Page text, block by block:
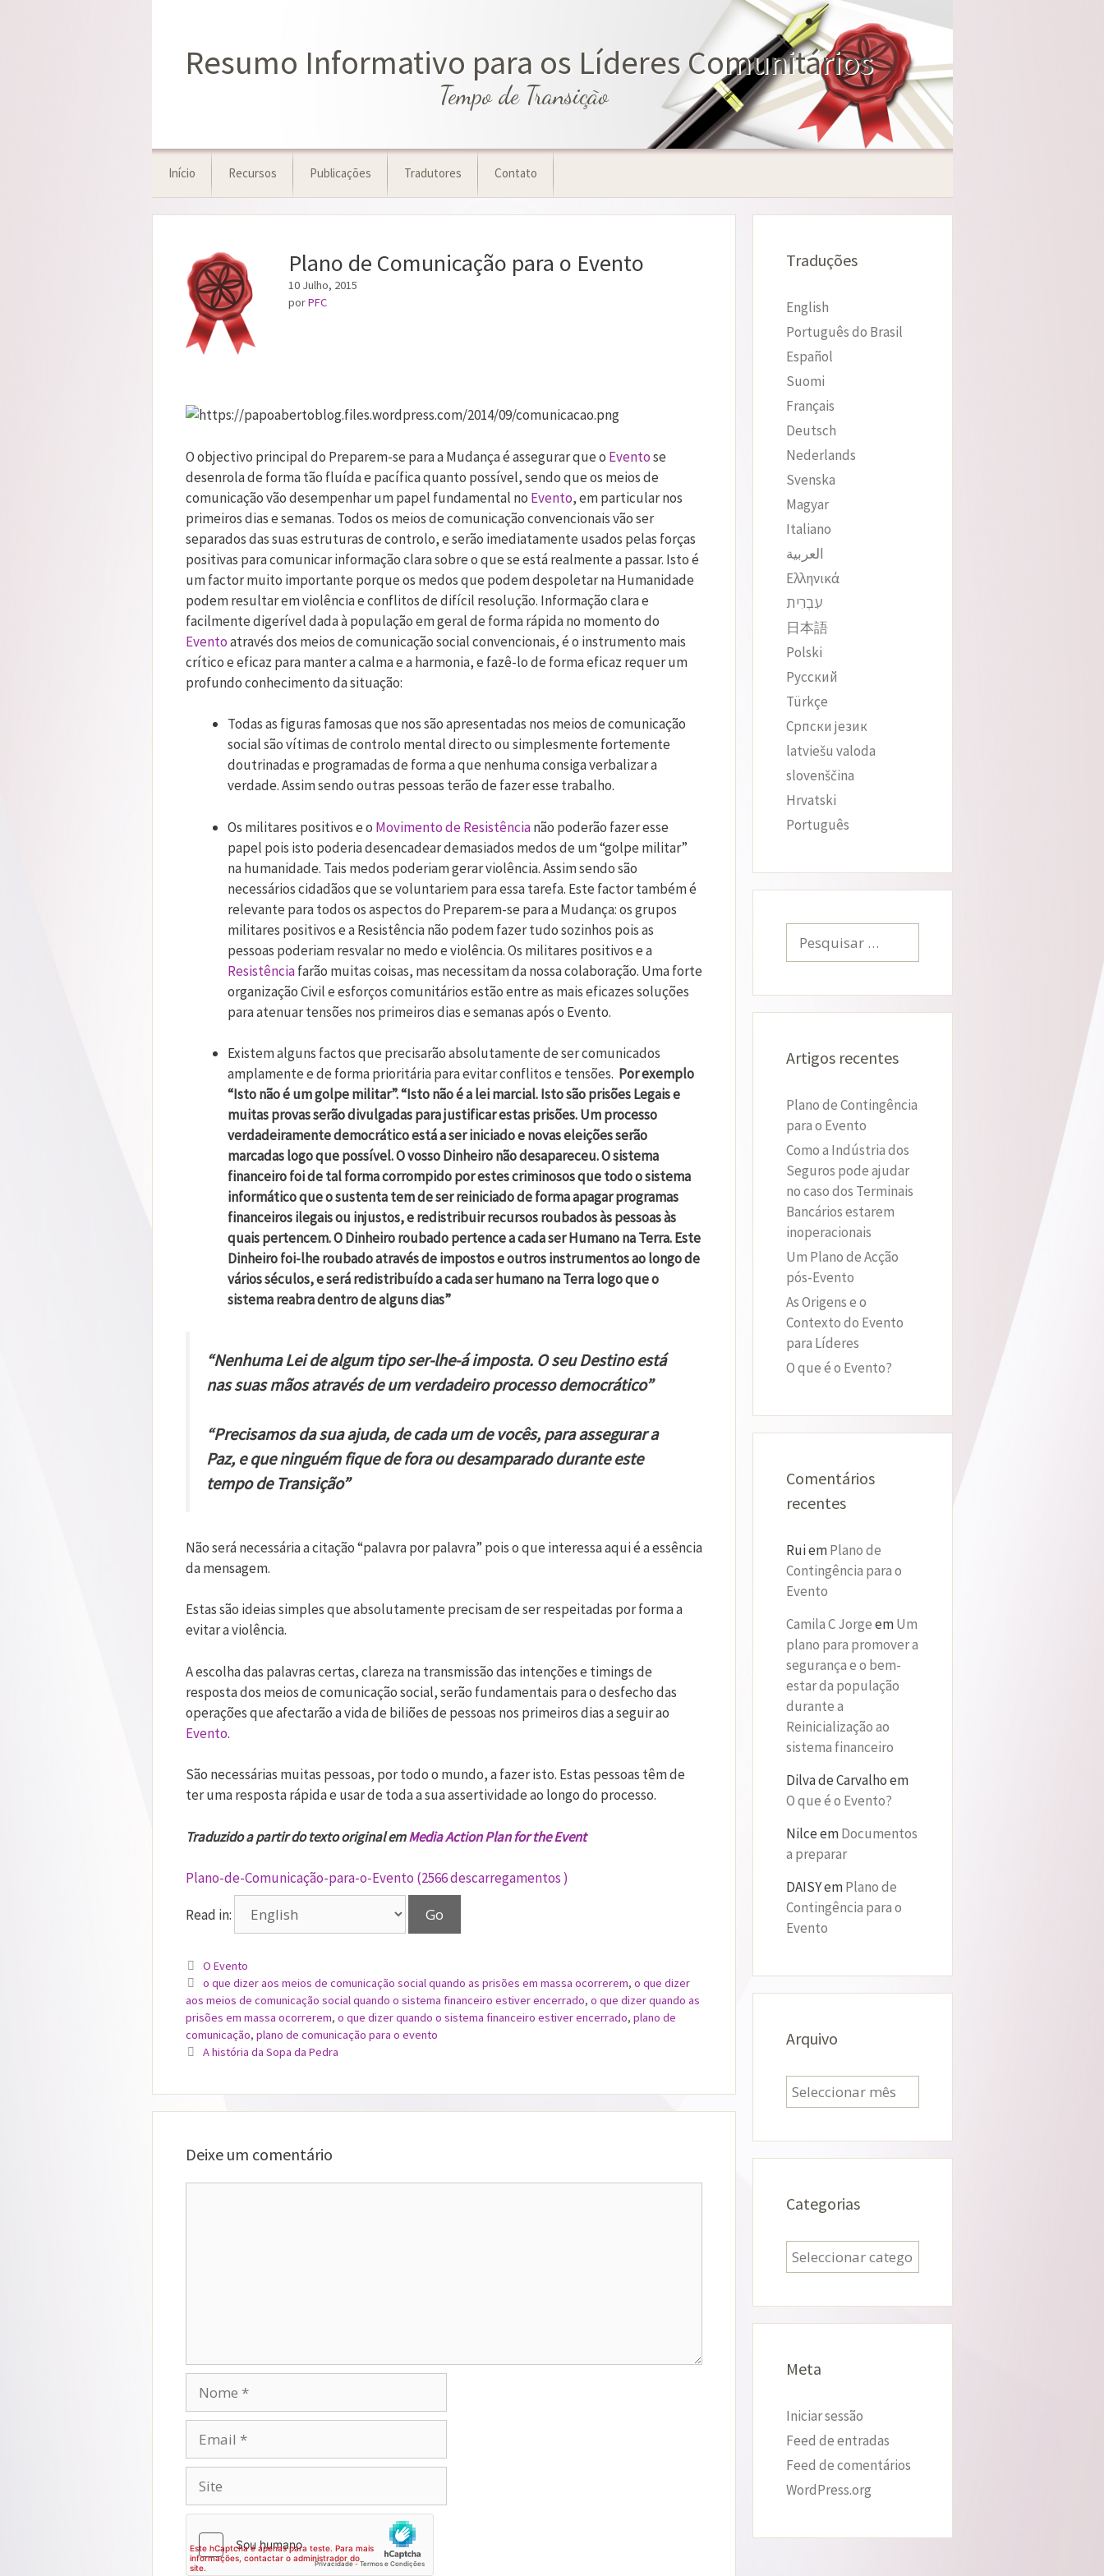
Resumo Informativo para os Líderes Comunitários
Tempo de Transição
Início Recursos Publicações Tradutores Contato
Plano de Comunicação para o Evento
10 Julho, 2015
porPFC
O objectivo principal do Preparem-se para a Mudança é assegurar que o Eventose
desenrola de forma tão fluída e pacífica quanto possível, sendo que os meios de
comunicação vão desempenhar um papel fundamental no Evento, em particular nos
primeiros dias e semanas. Todos os meios de comunicação convencionais vão ser
separados das suas estruturas de controlo, e serão imediatamente usados pelas forças
positivas para comunicar informação clara sobre o que se está realmente a passar. Isto é
um factor muito importante porque os medos que podem despoletar na Humanidade
podem resultar em violência e conflitos de difícil resolução. Informação clara e
facilmente digerível dada à população em geral de forma rápida no momento do
Eventoatravés dos meios de comunicação social convencionais, é o instrumento mais
crítico e eficaz para manter a calma e a harmonia, e fazê-lo de forma eficaz requer um
profundo conhecimento da situação:
Todas as figuras famosas que nos são apresentadas nos meios de comunicação
social são vítimas de controlo mental directo ou simplesmente fortemente
doutrinadas e programadas de forma a que nenhuma consiga verbalizar a
verdade. Assim sendo outras pessoas terão de fazer esse trabalho.
Os militares positivos e o Movimento de Resistêncianão poderão fazer esse
papel pois isto poderia desencadear demasiados medos de um “golpe militar”
na humanidade. Tais medos poderiam gerar violência. Assim sendo são
necessários cidadãos que se voluntariem para essa tarefa. Este factor também é
relevante para todos os aspectos do Preparem-se para a Mudança: os grupos
militares positivos e a Resistência não podem fazer tudo sozinhos pois as
pessoas poderiam resvalar no medo e violência. Os militares positivos e a
Resistênciafarão muitas coisas, mas necessitam da nossa colaboração. Uma forte
organização Civil e esforços comunitários estão entre as mais eficazes soluções
para atenuar tensões nos primeiros dias e semanas após o Evento.
Existem alguns factos que precisarão absolutamente de ser comunicados
amplamente e de forma prioritária para evitar conflitos e tensões. Por exemplo
“Isto não é um golpe militar”. “Isto não é a lei marcial. Isto são prisões Legais e
muitas provas serão divulgadas para justificar estas prisões. Um processo
verdadeiramente democrático está a ser iniciado e novas eleições serão
marcadas logo que possível. O vosso Dinheiro não desapareceu. O sistema
financeiro foi de tal forma corrompido por estes criminosos que todo o sistema
informático que o sustenta tem de ser reiniciado de forma apagar programas
financeiros ilegais ou injustos, e redistribuir recursos roubados às pessoas às
quais pertencem. O Dinheiro roubado pertence a cada ser Humano na Terra. Este
Dinheiro foi-lhe roubado através de impostos e outros instrumentos ao longo de
vários séculos, e será redistribuído a cada ser humano na Terra logo que o
sistema reabra dentro de alguns dias”
“Nenhuma Lei de algum tipo ser-lhe-á imposta. O seu Destino está
nas suas mãos através de um verdadeiro processo democrático”
“Precisamos da sua ajuda, de cada um de vocês, para assegurar a
Paz, e que ninguém fique de fora ou desamparado durante este
tempo de Transição”
Não será necessária a citação “palavra por palavra” pois o que interessa aqui é a essência
da mensagem.
Estas são ideias simples que absolutamente precisam de ser respeitadas por forma a
evitar a violência.
A escolha das palavras certas, clareza na transmissão das intenções e timings de
resposta dos meios de comunicação social, serão fundamentais para o desfecho das
operações que afectarão a vida de biliões de pessoas nos primeiros dias a seguir ao
Evento.
São necessárias muitas pessoas, por todo o mundo, a fazer isto. Estas pessoas têm de
ter uma resposta rápida e usar de toda a sua assertividade ao longo do processo.
Traduzido a partir do texto original emMedia Action Plan for the Event
Plano-de-Comunicação-para-o-Evento (2566 descarregamentos )
Read in:
Categorias
O Evento
Etiquetas
o que dizer aos meios de comunicação social quando as prisões em massa ocorrerem,o que dizer
aos meios de comunicação social quando o sistema financeiro estiver encerrado, o que dizer quando as
prisões em massa ocorrerem, o que dizer quando o sistema financeiro estiver encerrado, plano de
comunicação, plano de comunicação para o evento
A história da Sopa da Pedra
Deixe um comentário
Traduções
English
Português do Brasil
Español
Suomi
Français
Deutsch
Nederlands
Svenska
Magyar
Italiano
العربية
Ελληνικά
עִבְרִית
日本語
Polski
Русский
Türkçe
Српски језик
latviešu valoda
slovenščina
Hrvatski
Português
por:
Artigos recentes
Plano de Contingência
para o Evento
Como a Indústria dos
Seguros pode ajudar
no caso dos Terminais
Bancários estarem
inoperacionais
Um Plano de Acção
pós-Evento
As Origens e o
Contexto do Evento
para Líderes
O que é o Evento?
Comentários
recentes
RuiemPlano de
Contingência para o
Evento
Camila C JorgeemUm
plano para promover a
segurança e o bem-
estar da população
durante a
Reinicialização ao
sistema financeiro
Dilva de Carvalhoem
O que é o Evento?
NilceemDocumentos
a preparar
DAISYemPlano de
Contingência para o
Evento
Arquivo
Arquivo
Categorias
Categorias
Meta
Iniciar sessão
Feed de entradas
Feed de comentários
WordPress.org